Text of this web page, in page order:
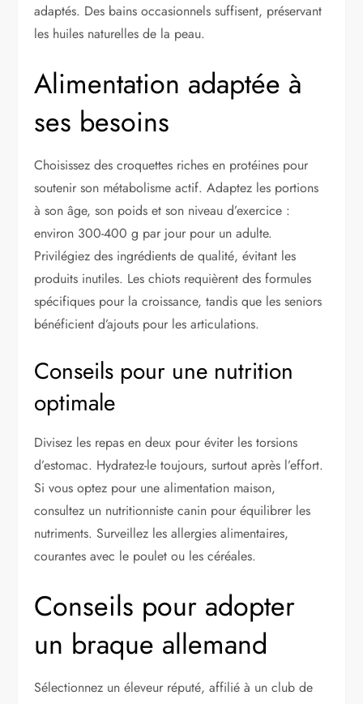
adaptés. Des bains occasionnels suffisent, préservant
les huiles naturelles de la peau.
Alimentation adaptée à
ses besoins
Choisissez des croquettes riches en protéines pour
soutenir son métabolisme actif. Adaptez les portions
à son âge, son poids et son niveau d’exercice :
environ 300-400 g par jour pour un adulte.
Privilégiez des ingrédients de qualité, évitant les
produits inutiles. Les chiots requièrent des formules
spécifiques pour la croissance, tandis que les seniors
bénéficient d’ajouts pour les articulations.
Conseils pour une nutrition
optimale
Divisez les repas en deux pour éviter les torsions
d’estomac. Hydratez-le toujours, surtout après l’effort.
Si vous optez pour une alimentation maison,
consultez un nutritionniste canin pour équilibrer les
nutriments. Surveillez les allergies alimentaires,
courantes avec le poulet ou les céréales.
Conseils pour adopter
un braque allemand
Sélectionnez un éleveur réputé, affilié à un club de